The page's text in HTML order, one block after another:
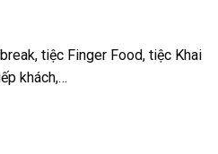
tiệc Finger Food, tiệc Khai
khách,…